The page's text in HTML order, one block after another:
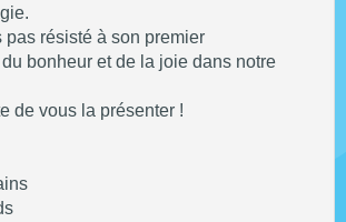
pas résisté à son premier
bonheur et de la joie dans notre
de vous la présenter !